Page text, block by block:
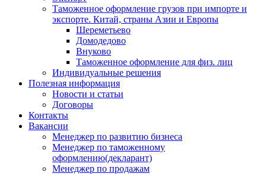
Таможенное оформление грузов при импорте и
экспорте. Китай, страны Азии и Европы
Шереметьево
Домодедово
Внуково
Таможенное оформление для физ. лиц
Индивидуальные решения
Полезная информация
Новости и статьи
Договоры
Контакты
Вакансии
Менеджер по развитию бизнеса
Менеджер по таможенному
оформлению(декларант)
Менеджер по продажам